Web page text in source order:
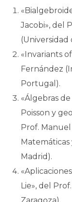
Jacobi», del
(Universidad
«Invariants
Fernández
Portugal).
«Álgebras
Poisson y
Prof.
Matemáticas
Madrid).
Lie», del